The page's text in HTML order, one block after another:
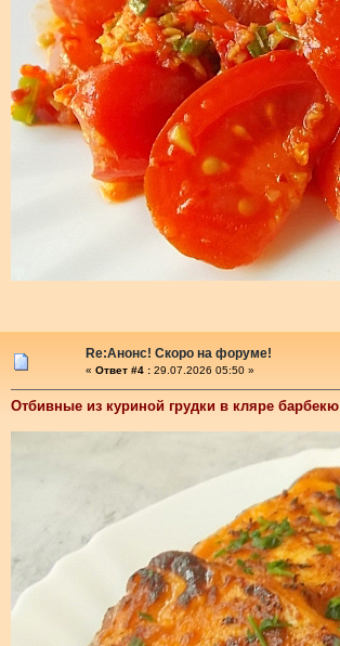
Re:Анонс! Скоро на форуме!
« Ответ #4 : 29.07.2026 05:50 »
Отбивные из куриной грудки в кляре барбекю